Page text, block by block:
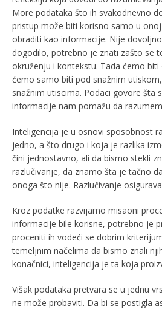
More podataka što ih svakodnevno
pristup može biti korisno samo u
obraditi kao informacije. Nije
dogodilo, potrebno je znati zašto se
okruženju i kontekstu. Tada ćemo
ćemo samo biti pod snažnim
snažnim utiscima. Podaci govore šta
informacije nam pomažu da
Inteligencija je u osnovi sposobnost
jedno, a što drugo i koja je razlika
čini jednostavno, ali da bismo stekli
razlučivanje, da znamo šta je tačno
onoga što nije. Razlučivanje
Kroz podatke razvijamo misaoni
informacije bile korisne, potrebno je
proceniti ih vodeći se dobrim
temeljnim načelima da bismo znali
konačnici, inteligencija je ta koja
Višak podataka pretvara se u jednu
ne može probaviti. Da bi se postigla